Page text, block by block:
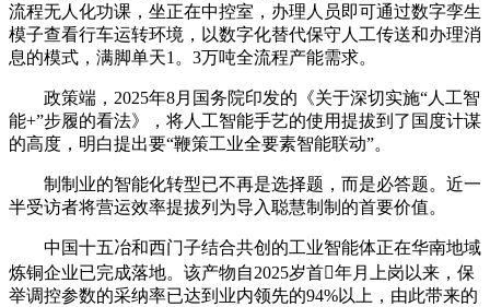
流程无人化功课，坐正在中控室，办理人员即可通过数字孪生
模子查看行车运转环境，以数字化替代保守人工传送和办理消
息的模式，满脚单天1。3万吨全流程产能需求。
政策端，2025年8月国务院印发的《关于深切实施“人工智
能+”步履的看法》，将人工智能手艺的使用提拔到了国度计谋
的高度，明白提出要“鞭策工业全要素智能联动”。
制制业的智能化转型已不再是选择题，而是必答题。近一
半受访者将营运效率提拔列为导入聪慧制制的首要价值。
中国十五冶和西门子结合共创的工业智能体正在华南地域
炼铜企业已完成落地。该产物自2025岁首年月上岗以来，保
举调控参数的采纳率已达到业内领先的94%以上，由此带来的